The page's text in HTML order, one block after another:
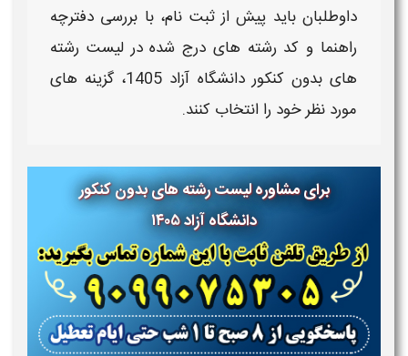
داوطلبان باید پیش از ثبت نام، با بررسی دفترچه
راهنما و کد رشته‌ های درج‌ شده درلیست رشته
های بدون کنکور دانشگاه آزاد 1405
، گزینه‌ های
مورد نظر خود را انتخاب کنند.
برای مشاوره لیست رشته های بدون کنکور
دانشگاه آزاد ۱۴۰۵